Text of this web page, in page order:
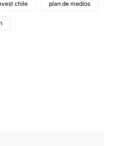
chile plan de medios